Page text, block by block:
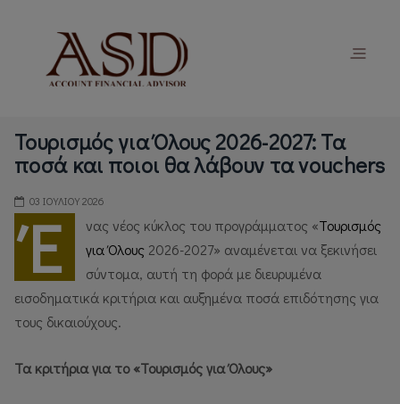
Τουρισμός για Όλους 2026-2027: Τα
ποσά και ποιοι θα λάβουν τα vouchers
03 ΙΟΥΛΊΟΥ 2026
Έ νας νέος κύκλος του προγράμματος «Τουρισμός
για Όλους 2026-2027» αναμένεται να ξεκινήσει
σύντομα, αυτή τη φορά με διευρυμένα
εισοδηματικά κριτήρια και αυξημένα ποσά επιδότησης για
τους δικαιούχους.
Τα κριτήρια για το «Τουρισμός για Όλους»